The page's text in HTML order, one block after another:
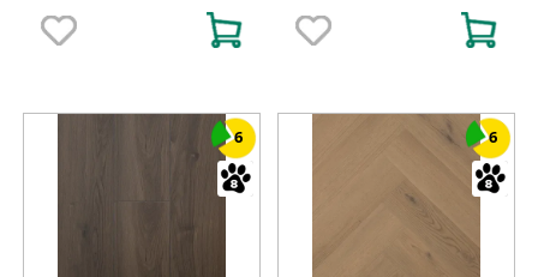
6 6